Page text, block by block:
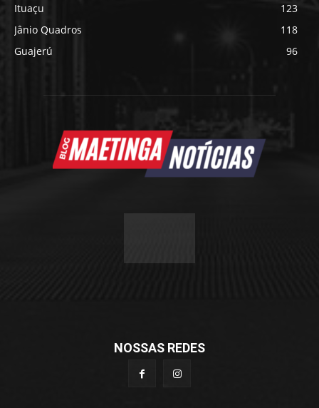
Ituaçu
123
Jânio Quadros
118
Guajerú
96
NOSSAS REDES